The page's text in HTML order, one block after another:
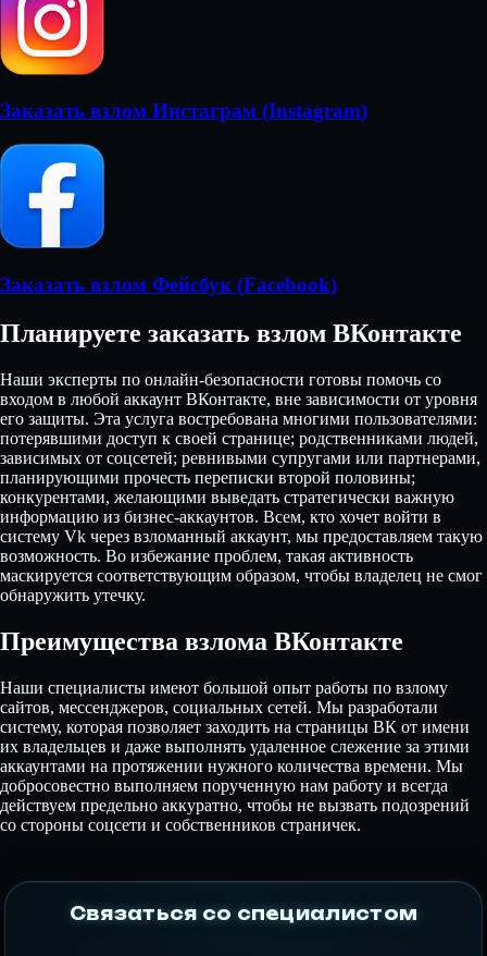
Заказать взлом Инстаграм (Instagram)
Заказать взлом Фейсбук (Facebook)
Планируете заказать взлом ВКонтакте
Наши эксперты по онлайн-безопасности готовы помочь со
входом в любой аккаунт ВКонтакте, вне зависимости от уровня
его защиты. Эта услуга востребована многими пользователями:
потерявшими доступ к своей странице; родственниками людей,
зависимых от соцсетей; ревнивыми супругами или партнерами,
планирующими прочесть переписки второй половины;
конкурентами, желающими выведать стратегически важную
информацию из бизнес-аккаунтов. Всем, кто хочет войти в
систему Vk через взломанный аккаунт, мы предоставляем такую
возможность. Во избежание проблем, такая активность
маскируется соответствующим образом, чтобы владелец не смог
обнаружить утечку.
Преимущества взлома ВКонтакте
Наши специалисты имеют большой опыт работы по взлому
сайтов, мессенджеров, социальных сетей. Мы разработали
систему, которая позволяет заходить на страницы ВК от имени
их владельцев и даже выполнять удаленное слежение за этими
аккаунтами на протяжении нужного количества времени. Мы
добросовестно выполняем порученную нам работу и всегда
действуем предельно аккуратно, чтобы не вызвать подозрений
со стороны соцсети и собственников страничек.
Связаться со специалистом